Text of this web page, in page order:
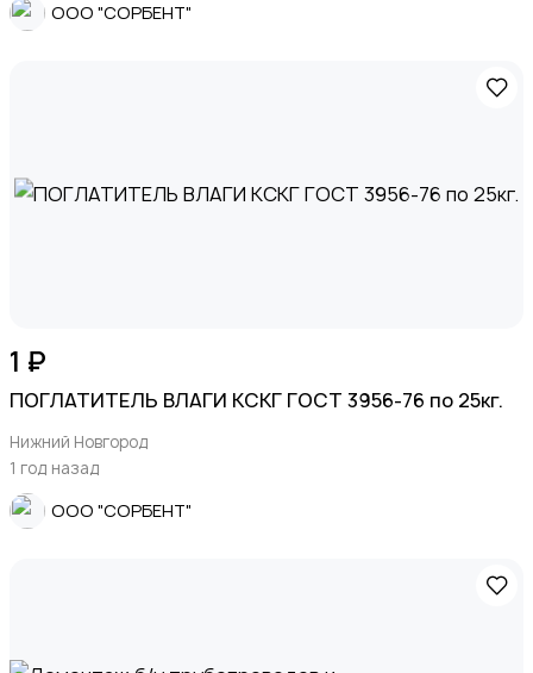
ООО "СОРБЕНТ"
1 ₽
ПОГЛАТИТЕЛЬ ВЛАГИ КСКГ ГОСТ 3956-76 по 25кг.
Нижний Новгород
1 год назад
ООО "СОРБЕНТ"